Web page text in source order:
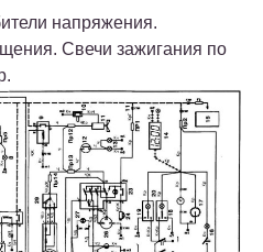
напряжения.
Свечи зажигания по